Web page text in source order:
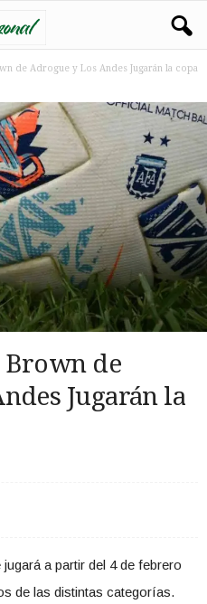
de Adrogue y Los Andes Jugarán la copa
Brown de
Jugarán la
a partir del 4 de febrero
de las distintas categorías.